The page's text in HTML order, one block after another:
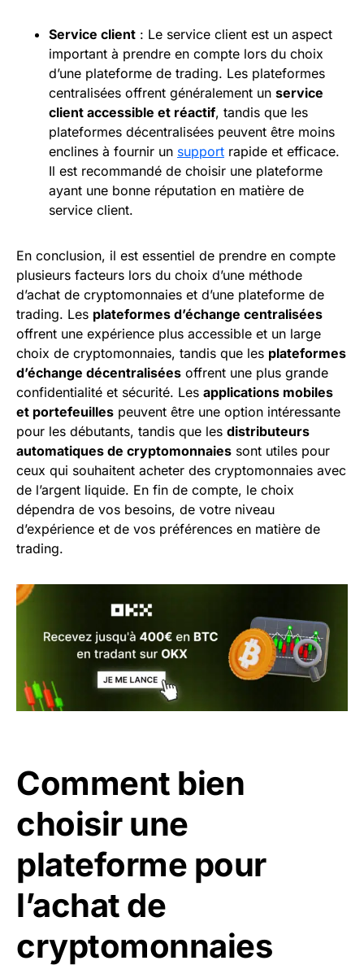
Service client : Le service client est un aspect
important à prendre en compte lors du choix
d’une plateforme de trading. Les plateformes
centralisées offrent généralement un service
client accessible et réactif, tandis que les
plateformes décentralisées peuvent être moins
enclines à fournir un support rapide et efficace.
Il est recommandé de choisir une plateforme
ayant une bonne réputation en matière de
service client.
En conclusion, il est essentiel de prendre en compte
plusieurs facteurs lors du choix d’une méthode
d’achat de cryptomonnaies et d’une plateforme de
trading. Les plateformes d’échange centralisées
offrent une expérience plus accessible et un large
choix de cryptomonnaies, tandis que les plateformes
d’échange décentralisées offrent une plus grande
confidentialité et sécurité. Les applications mobiles
et portefeuilles peuvent être une option intéressante
pour les débutants, tandis que les distributeurs
automatiques de cryptomonnaies sont utiles pour
ceux qui souhaitent acheter des cryptomonnaies avec
de l’argent liquide. En fin de compte, le choix
dépendra de vos besoins, de votre niveau
d’expérience et de vos préférences en matière de
trading.
Comment bien
choisir une
plateforme pour
l’achat de
cryptomonnaies